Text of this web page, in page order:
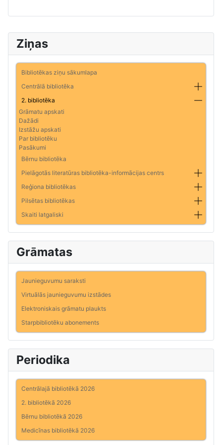
Ziņas
Bibliotēkas ziņu sākumlapa
Centrālā bibliotēka
2. bibliotēka
Grāmatu apskati
Dažādi
Izstāžu apskati
Par bibliotēku
Pasākumi
Bērnu bibliotēka
Pielāgotās literatūras bibliotēka-informācijas centrs
Reģiona bibliotēkas
Pilsētas bibliotēkas
Skaiti latgaliski
Grāmatas
Jaunieguvumu saraksti
Virtuālās jaunieguvumu izstādes
Elektroniskais grāmatu plaukts
Starpbibliotēku abonements
Periodika
Centrālajā bibliotēkā 2026
2. bibliotēkā 2026
Bērnu bibliotēkā 2026
Medicīnas bibliotēkā 2026